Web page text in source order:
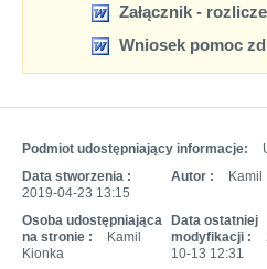
Załącznik -
Wniosek pomoc
Podmiot udostępniający informacje:
Data stworzenia :
2019-04-23 13:15
Autor : Kamil
Osoba udostępniająca
na stronie :
Kamil
Kionka
Data ostatniej
modyfikacji :
10-13 12:31